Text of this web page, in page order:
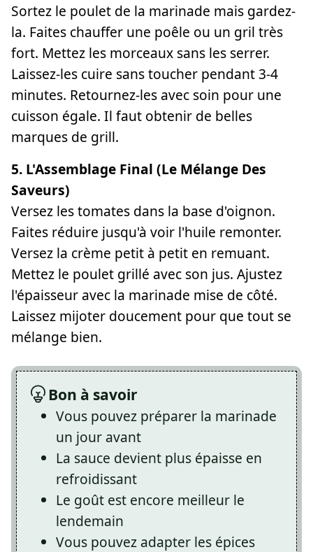
Sortez le poulet de la marinade mais gardez-
la. Faites chauffer une poêle ou un gril très
fort. Mettez les morceaux sans les serrer.
Laissez-les cuire sans toucher pendant 3-4
minutes. Retournez-les avec soin pour une
cuisson égale. Il faut obtenir de belles
marques de grill.
5. L'Assemblage Final (Le Mélange Des
Saveurs)
Versez les tomates dans la base d'oignon.
Faites réduire jusqu'à voir l'huile remonter.
Versez la crème petit à petit en remuant.
Mettez le poulet grillé avec son jus. Ajustez
l'épaisseur avec la marinade mise de côté.
Laissez mijoter doucement pour que tout se
mélange bien.
Bon à savoir
Vous pouvez préparer la marinade
un jour avant
La sauce devient plus épaisse en
refroidissant
Le goût est encore meilleur le
lendemain
Vous pouvez adapter les épices